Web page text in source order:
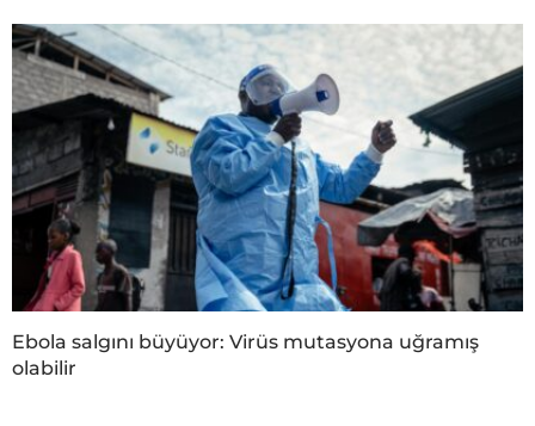
Ebola salgını büyüyor: Virüs mutasyona uğramış
olabilir